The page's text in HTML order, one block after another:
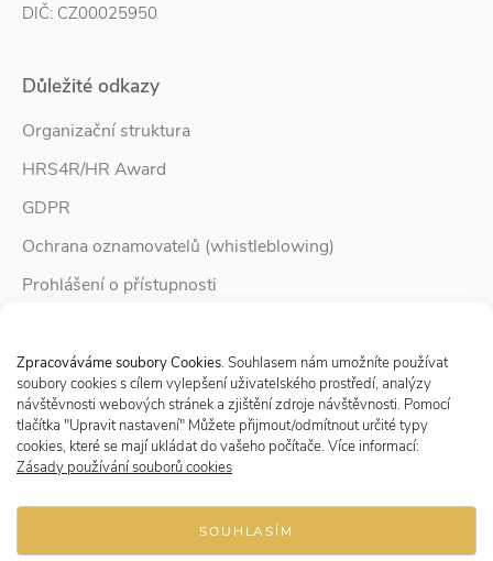
Zpracováváme soubory Cookies. Souhlasem nám umožníte používat
soubory cookies s cílem vylepšení uživatelského prostředí, analýzy
návštěvnosti webových stránek a zjištění zdroje návštěvnosti. Pomocí
tlačítka "Upravit nastavení" Můžete přijmout/odmítnout určité typy
cookies, které se mají ukládat do vašeho počítače. Více informací:
Zásady používání souborů cookies
SOUHLASÍM
DIČ: CZ00025950
Důležité odkazy
Organizační struktura
HRS4R/HR Award
GDPR
Ochrana oznamovatelů (whistleblowing)
Prohlášení o přístupnosti
Zpravodaj Rodina
Sledujte nás